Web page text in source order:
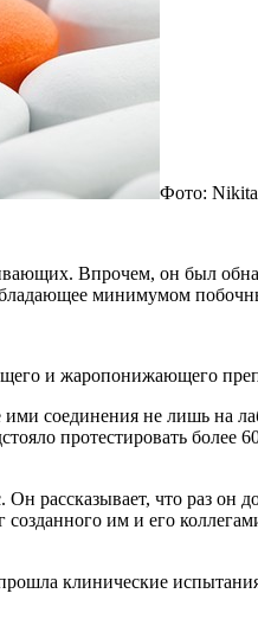
Фото: Nikita
Впрочем, он был
минимумом
и жаропонижающего
ими соединения не лишь на
протестировать
рассказывает, что раз
им и его
клинические